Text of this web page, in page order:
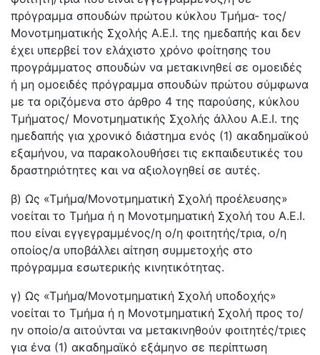
πρόγραμμα σπουδών πρώτου κύκλου Τμήμα- τος/
Μονοτμηματικής Σχολής Α.Ε.Ι. της ημεδαπής και δεν
έχει υπερβεί τον ελάχιστο χρόνο φοίτησης του
προγράμματος σπουδών να μετακινηθεί σε ομοειδές
ή μη ομοειδές πρόγραμμα σπουδών πρώτου σύμφωνα
με τα οριζόμενα στο άρθρο 4 της παρούσης, κύκλου
Τμήματος/ Μονοτμηματικής Σχολής άλλου Α.Ε.Ι. της
ημεδαπής για χρονικό διάστημα ενός (1) ακαδημαϊκού
εξαμήνου, να παρακολουθήσει τις εκπαιδευτικές του
δραστηριότητες και να αξιολογηθεί σε αυτές.
β) Ως «Τμήμα/Μονοτμηματική Σχολή προέλευσης»
νοείται το Τμήμα ή η Μονοτμηματική Σχολή του Α.Ε.Ι.
που είναι εγγεγραμμένος/η ο/η φοιτητής/τρια, ο/η
οποίος/α υποβάλλει αίτηση συμμετοχής στο
πρόγραμμα εσωτερικής κινητικότητας.
γ) Ως «Τμήμα/Μονοτμηματική Σχολή υποδοχής»
νοείται το Τμήμα ή η Μονοτμηματική Σχολή προς το/
ην οποίο/α αιτούνται να μετακινηθούν φοιτητές/τριες
για ένα (1) ακαδημαϊκό εξάμηνο σε περίπτωση